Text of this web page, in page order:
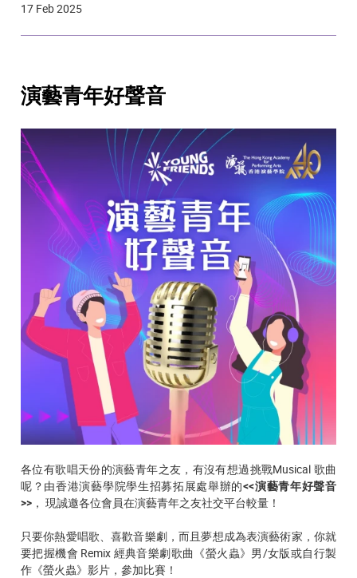
17 Feb 2025
演藝青年好聲音
各位有歌唱天份的演藝青年之友，有沒有想過挑戰Musical 歌曲
呢？由香港演藝學院學生招募拓展處舉辦的<<演藝青年好聲音
>> ， 現誠邀各位會員在演藝青年之友社交平台較量！
只要你熱愛唱歌、喜歡音樂劇，而且夢想成為表演藝術家，你就
要把握機會 Remix 經典音樂劇歌曲《螢火蟲》男/女版或自行製
作《螢火蟲》影片，參加比賽！